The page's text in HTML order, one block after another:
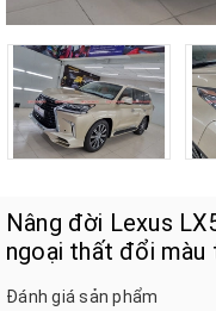
Nâng đời Lexus
ngoại thất đổi màu
Đánh giá sản phẩm